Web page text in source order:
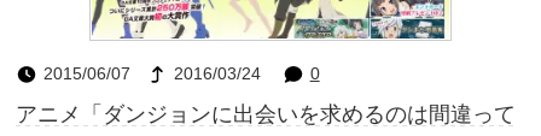
2015/06/07 2016/03/24 0
アニメ「ダンジョンに出会いを求めるのは間違って